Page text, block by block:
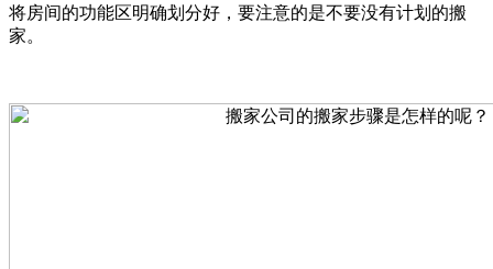
将房间的功能区明确划分好，要注意的是不要没有计划的搬
家。